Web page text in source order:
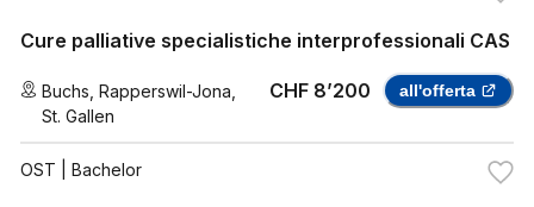
Cure palliative specialistiche interprofessionali CAS
Buchs Rapperswil-Jona
St. Gallen
CHF 8’200 all'offerta
OST | Bachelor